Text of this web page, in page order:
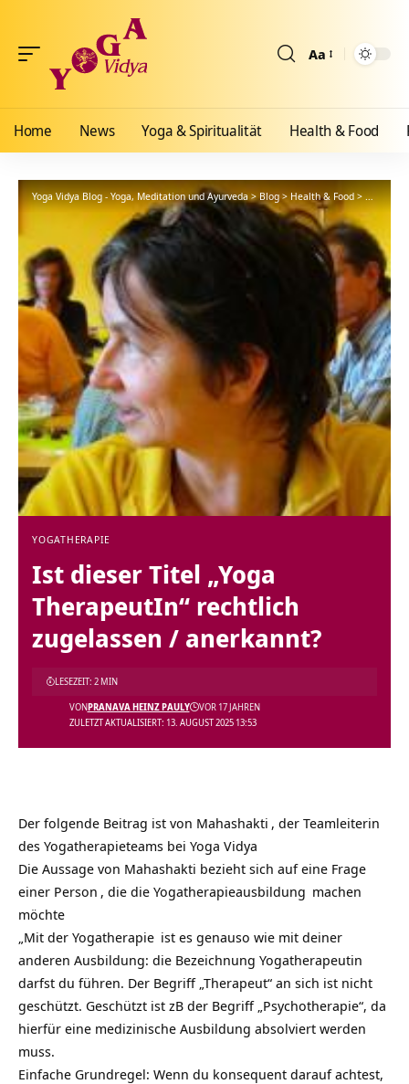
Aa
Home News Yoga & Spiritualität Health & Food
Yoga Vidya Blog - Yoga, Meditation und Ayurveda >Blog > Health & Food>
YOGATHERAPIE
Ist dieser Titel „Yoga
TherapeutIn“ rechtlich
zugelassen / anerkannt?
ZULETZT AKTUALISIERT: 13. AUGUST 2025 13:53
VONPRANAVA HEINZ PAULY VOR 17 JAHREN
LESEZEIT: 2 MIN
Der folgende Beitrag ist von Mahashakti , der Teamleiterin
des Yogatherapieteams bei Yoga Vidya
Die Aussage von Mahashakti bezieht sich auf eine Frage
einer Person , die die Yogatherapieausbildung machen
möchte
„Mit der Yogatherapie ist es genauso wie mit deiner
anderen Ausbildung: die Bezeichnung Yogatherapeutin
darfst du führen. Der Begriff „Therapeut“ an sich ist nicht
geschützt. Geschützt ist zB der Begriff „Psychotherapie“, da
hierfür eine medizinische Ausbildung absolviert werden
muss.
Einfache Grundregel: Wenn du konsequent darauf achtest,